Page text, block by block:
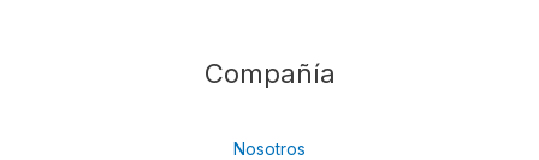
Compañía
Nosotros